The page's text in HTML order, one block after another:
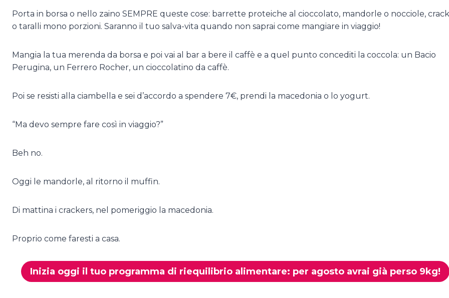
Porta in borsa o nello zaino SEMPRE queste cose: barrette proteiche al cioccolato, mandorle o nocciole,
o taralli mono porzioni. Saranno il tuo salva-vita quando non saprai come mangiare in viaggio!
Mangia la tua merenda da borsa e poi vai al bar a bere il caffè e a quel punto concediti la coccola: un Bacio
Perugina, un Ferrero Rocher, un cioccolatino da caffè.
Poi se resisti alla ciambella e sei d’accordo a spendere 7€, prendi la macedonia o lo yogurt.
“Ma devo sempre fare così in viaggio?”
Beh no.
Oggi le mandorle, al ritorno il muffin.
Di mattina i crackers, nel pomeriggio la macedonia.
Proprio come faresti a casa.
Inizia oggi il tuo programma di riequilibrio alimentare: per agosto avrai già perso 9kg!